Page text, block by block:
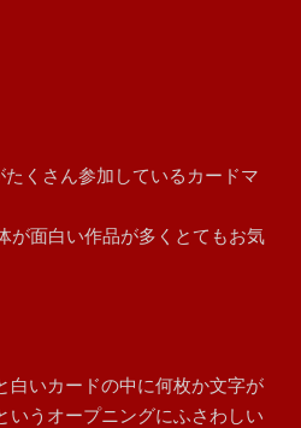
くさん参加しているカードマ
が面白い作品が多くとてもお気
白いカードの中に何枚か文字が
いうオープニングにふさわしい